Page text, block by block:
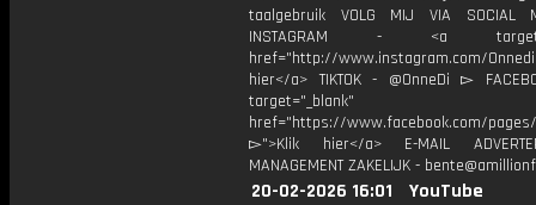
taalgebruik VOLG MIJ VIA SOCIAL
INSTAGRAM - <a
href="http://www.instagram.com/
hier</a> TIKTOK - @OnneDi ▻
target="_blank"
href="https://www.facebook.com/pages/
▻">Klik hier</a> E-MAIL
MANAGEMENT ZAKELIJK -
20-02-2026 16:01
YouTube